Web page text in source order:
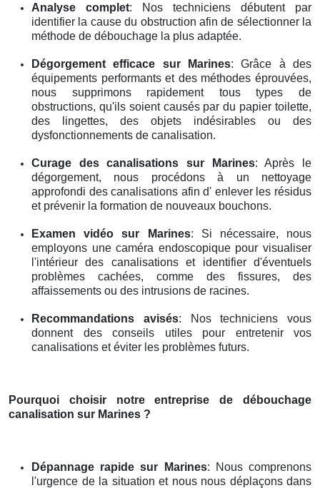
Analyse complet: Nos techniciens débutent par
identifier la cause du obstruction afin de sélectionner la
méthode de débouchage la plus adaptée.
Dégorgement efficace sur Marines: Grâce à des
équipements performants et des méthodes éprouvées,
nous supprimons rapidement tous types de
obstructions, qu'ils soient causés par du papier toilette,
des lingettes, des objets indésirables ou des
dysfonctionnements de canalisation.
Curage des canalisations sur Marines: Après le
dégorgement, nous procédons à un nettoyage
approfondi des canalisations afin d' enlever les résidus
et prévenir la formation de nouveaux bouchons.
Examen vidéosur Marines: Si nécessaire, nous
employons une caméra endoscopique pour visualiser
l'intérieur des canalisations et identifier d'éventuels
problèmes cachées, comme des fissures, des
affaissements ou des intrusions de racines.
Recommandations avisés: Nos techniciens vous
donnent des conseils utiles pour entretenir vos
canalisations et éviter les problèmes futurs.
Pourquoi choisir notre entreprise de débouchage
canalisation sur Marines ?
Dépannage rapidesur Marines: Nous comprenons
l'urgence de la situation et nous nous déplaçons dans